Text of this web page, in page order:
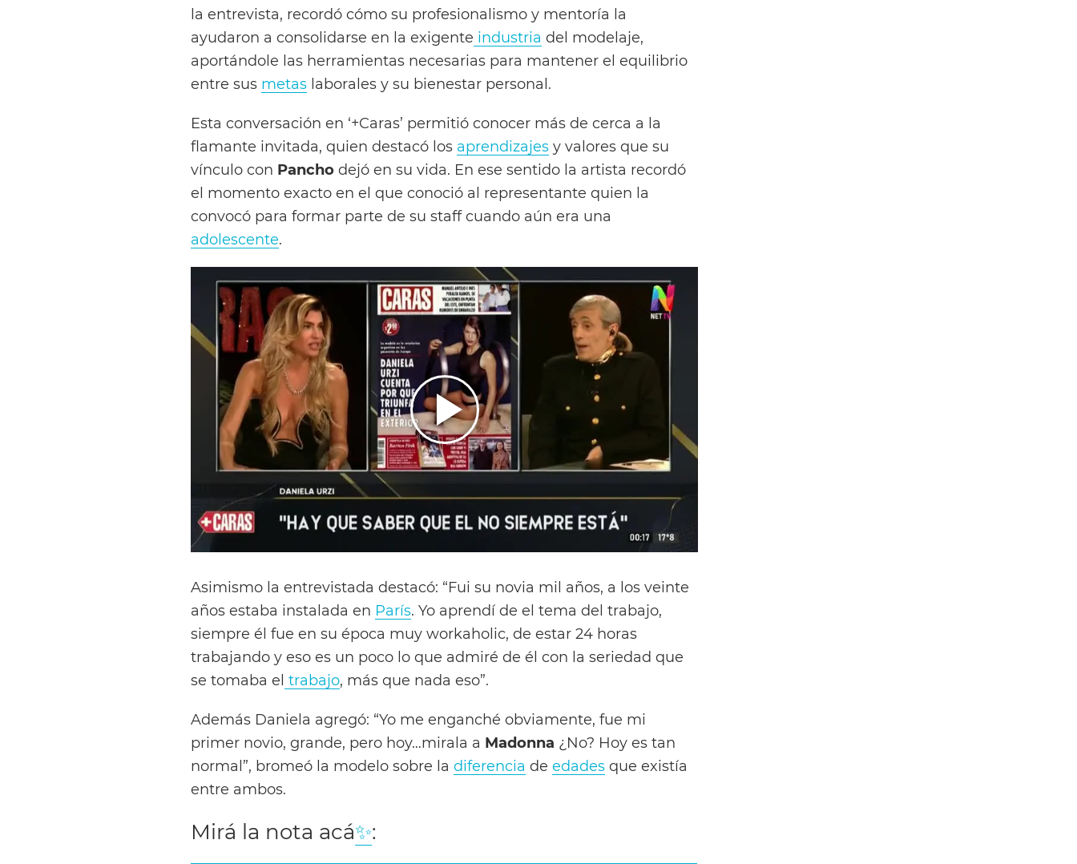
la entrevista, recordó cómo su profesionalismo y mentoría la
ayudaron a consolidarse en la exigente industria del modelaje,
aportándole las herramientas necesarias para mantener el equilibrio
entre sus metas laborales y su bienestar personal.
Esta conversación en ‘+Caras’ permitió conocer más de cerca a la
flamante invitada, quien destacó los aprendizajes y valores que su
vínculo con Pancho dejó en su vida. En ese sentido la artista recordó
el momento exacto en el que conoció al representante quien la
convocó para formar parte de su staff cuando aún era una
adolescente.
Asimismo la entrevistada destacó: “Fui su novia mil años, a los veinte
años estaba instalada en París. Yo aprendí de el tema del trabajo,
siempre él fue en su época muy workaholic, de estar 24 horas
trabajando y eso es un poco lo que admiré de él con la seriedad que
se tomaba el trabajo, más que nada eso”.
Además Daniela agregó: “Yo me enganché obviamente, fue mi
primer novio, grande, pero hoy…mirala a Madonna ¿No? Hoy es tan
normal”, bromeó la modelo sobre la diferencia de edades que existía
entre ambos.
Mirá la nota acá✨: